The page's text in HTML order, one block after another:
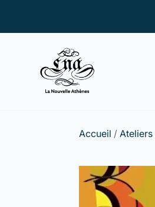
Accueil / Ateliers